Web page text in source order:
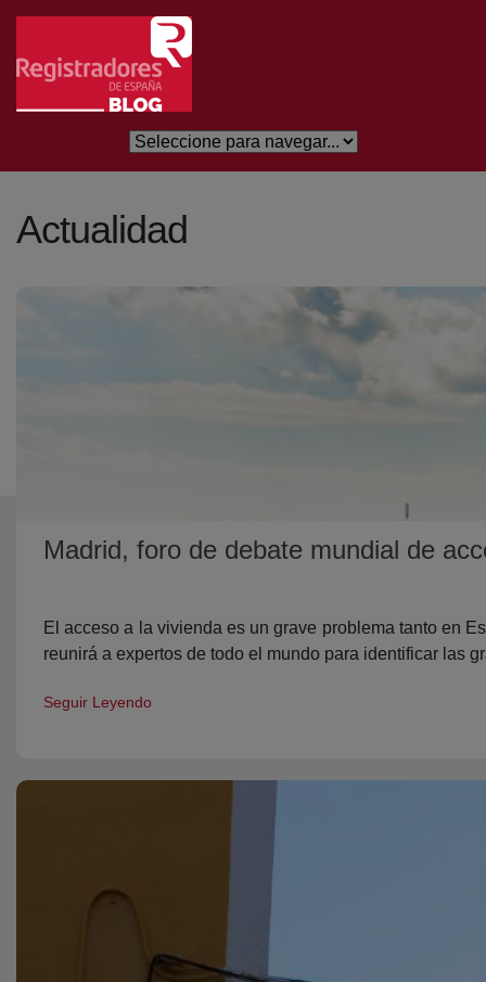
Eduki nagusira joan
Actualidad
Madrid, foro de debate mundial de
El acceso a la vivienda es un grave problema tanto en
reunirá a expertos de todo el mundo para identificar las
Seguir Leyendo